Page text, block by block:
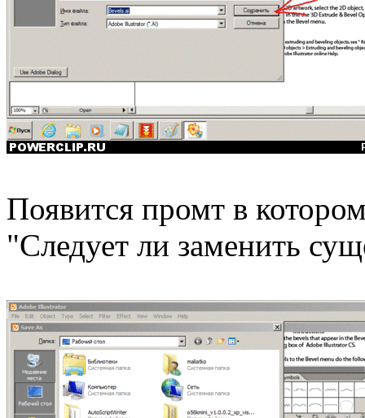
Появится промт в
"Следует ли заменить